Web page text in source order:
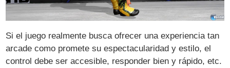
Si el juego realmente busca ofrecer una experiencia tan
arcade como promete su espectacularidad y estilo, el
control debe ser accesible, responder bien y rápido, etc.